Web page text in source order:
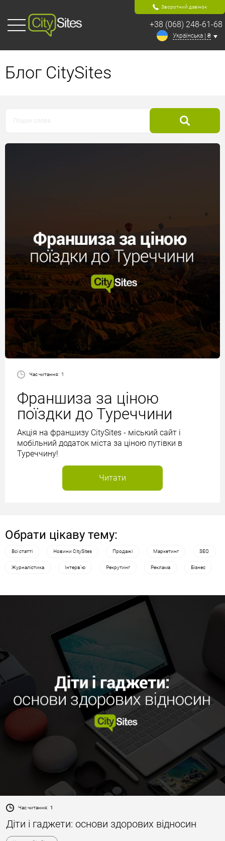
Зворотний дзвінок
+38 (068) 248-61-68
Українська | ₴
Блог CitySites
Час читання: 1
Франшиза за ціною
поїздки до Туреччини
Акція на франшизу CitySites - міський сайт і
мобільний додаток міста за ціною путівки в
Туреччину!
Читати
Обрати цікаву тему:
Всі статті Новини CitySites Продажі Маркетинг SEO
Журналістика Інтерв'ю Рекрутинг Реклама Бізнес
Час читання: 1
Діти і гаджети: основи здорових відносин